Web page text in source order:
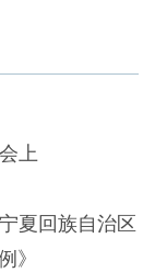
上
夏回族自治区
》